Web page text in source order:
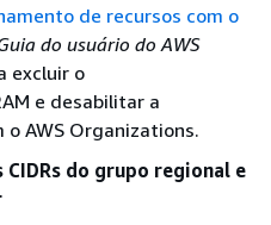
de recursos com o
do usuário do AWS
excluir o
e desabilitar a
o AWS Organizations.
do grupo regional e